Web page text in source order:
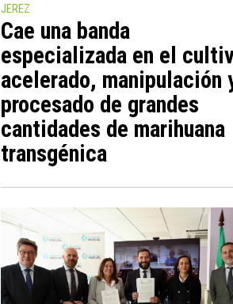
JEREZ
Cae una banda
especializada en el
acelerado, manipulación
procesado de grandes
cantidades de marihuana
transgénica